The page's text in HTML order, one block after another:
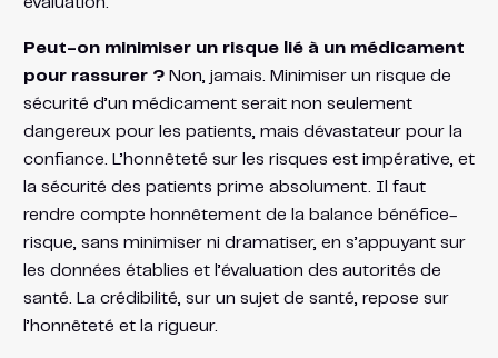
Peut-on minimiser un risque lié à un médicament
pour rassurer ?Non, jamais. Minimiser un risque de
sécurité d’un médicament serait non seulement
dangereux pour les patients, mais dévastateur pour la
confiance. L’honnêteté sur les risques est impérative, et
la sécurité des patients prime absolument. Il faut
rendre compte honnêtement de la balance bénéfice-
risque, sans minimiser ni dramatiser, en s’appuyant sur
les données établies et l’évaluation des autorités de
santé. La crédibilité, sur un sujet de santé, repose sur
l’honnêteté et la rigueur.